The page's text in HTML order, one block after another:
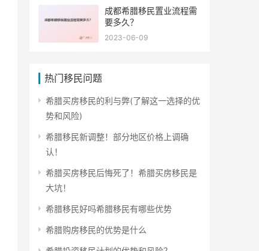
成都希腊移民置业流程需
要多久？
2023-06-09
热门移民问题
希腊买房移民的利与弊(了解这一选择的优
势和风险)
希腊移民新调整！部分地区价格上调确
认！
希腊买房移民后悔死了！希腊买房移民是
大坑！
希腊移民好吗希腊移民有哪些优势
希腊购房移民的优势是什么